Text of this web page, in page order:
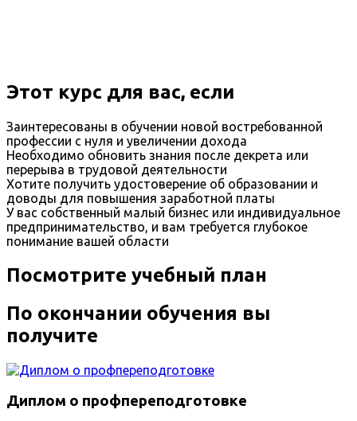
Этот курс для вас, если
Заинтересованы в обучении новой востребованной
профессии с нуля и увеличении дохода
Необходимо обновить знания после декрета или
перерыва в трудовой деятельности
Хотите получить удостоверение об образовании и
доводы для повышения заработной платы
У вас собственный малый бизнес или индивидуальное
предпринимательство, и вам требуется глубокое
понимание вашей области
Посмотрите учебный план
По окончании обучения вы
получите
Диплом о профпереподготовке